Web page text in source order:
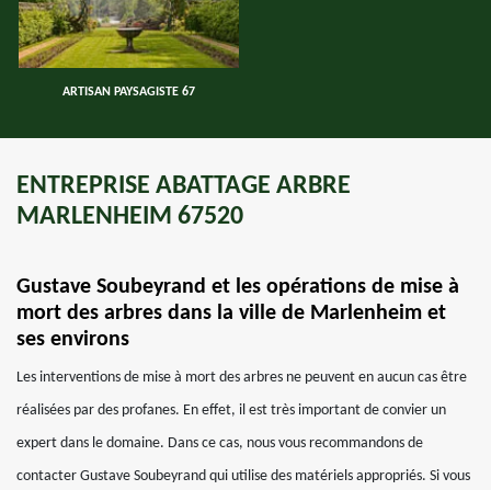
ARTISAN PAYSAGISTE 67
ENTREPRISE ABATTAGE ARBRE
MARLENHEIM 67520
Gustave Soubeyrand et les opérations de mise à
mort des arbres dans la ville de Marlenheim et
ses environs
Les interventions de mise à mort des arbres ne peuvent en aucun cas être
réalisées par des profanes. En effet, il est très important de convier un
expert dans le domaine. Dans ce cas, nous vous recommandons de
contacter Gustave Soubeyrand qui utilise des matériels appropriés. Si vous